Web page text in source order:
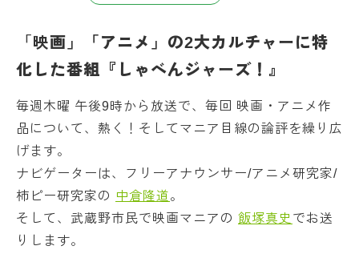
「映画」
「アニメ」の2大カルチャーに特
化した番組『しゃべんジャーズ！』
毎週木曜 午後9時から放送で、毎回 映画・アニメ作
品について、熱く！そしてマニア目線の論評を繰り広
げます。
ナビゲーターは、フリーアナウンサー/アニメ研究家/
柿ピー研究家の 中倉隆道。
そして、武蔵野市民で映画マニアの 飯塚真史 でお送
りします。